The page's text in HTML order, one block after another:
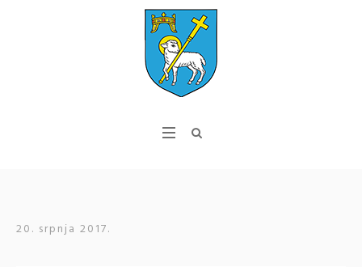
20. srpnja 2017.